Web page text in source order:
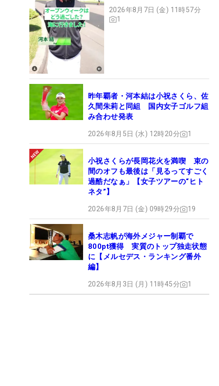
2026年8月7日 (金) 11時57分
1
昨年覇者・河本結は小祝さくら、佐
久間朱莉と同組 国内女子ゴルフ組
み合わせ発表
2026年8月5日 (水) 12時20分 1
小祝さくらが長岡花火を満喫 束の
間のオフも最後は「見るってすごく
過酷だなぁ」【女子ツアーの“ヒト
ネタ”】
2026年8月7日 (金) 09時29分 19
桑木志帆が海外メジャー制覇で
800pt獲得 実質のトップ独走状態
に【メルセデス・ランキング番外
編】
2026年8月3日 (月) 11時45分 1